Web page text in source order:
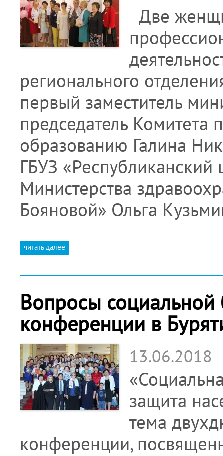
Две
регионального
первый заместитель
председатель
образованию Галина
ГБУЗ
Министерства
Бояновой» Ольга
читать далее
Вопросы социальной
конференции в
13.06.2018
защита
тема
конференции,